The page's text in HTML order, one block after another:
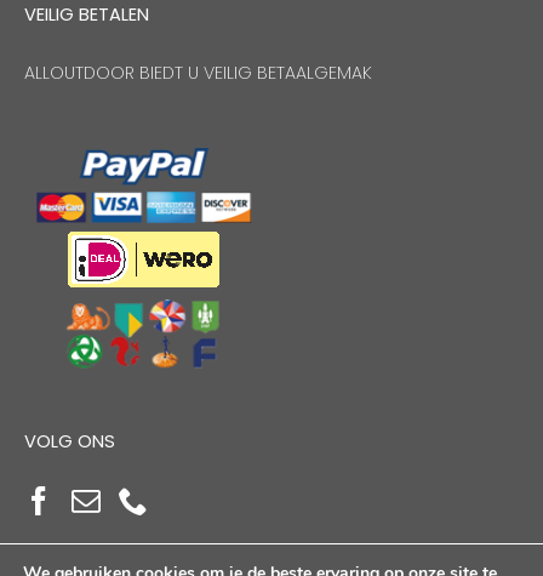
VEILIG BETALEN
ALLOUTDOOR BIEDT U VEILIG BETAALGEMAK
VOLG ONS